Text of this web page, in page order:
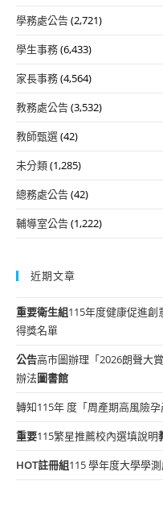
學務處公告(2,721)
學生事務(6,433)
家長事務(4,564)
教務處公告(3,532)
教師甄選(42)
未分類(1,285)
總務處公告(42)
輔導室公告(1,222)
近期文章
重要衛生組115年度健康促進
得獎名單
公告高市圖辦理「2026朗聲大
辦法圖書館
轉知115年 度「周產期高風險孕
重要115繁星推薦校內選填說明
HOT註冊組115 學年度大學學